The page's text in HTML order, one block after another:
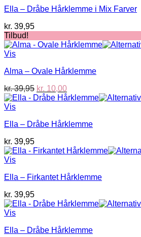
Ella – Dråbe Hårklemme i Mix Farver
kr. 39,95
Tilbud!
Vis
Alma – Ovale Hårklemme
kr.39,95 Den
oprindelige
kr. 39,95.
kr. 10,00Den
aktuelle
kr. 10,00.
Vis
Ella – Dråbe Hårklemme
kr. 39,95
Vis
Ella – Firkantet Hårklemme
kr. 39,95
Vis
Ella – Dråbe Hårklemme